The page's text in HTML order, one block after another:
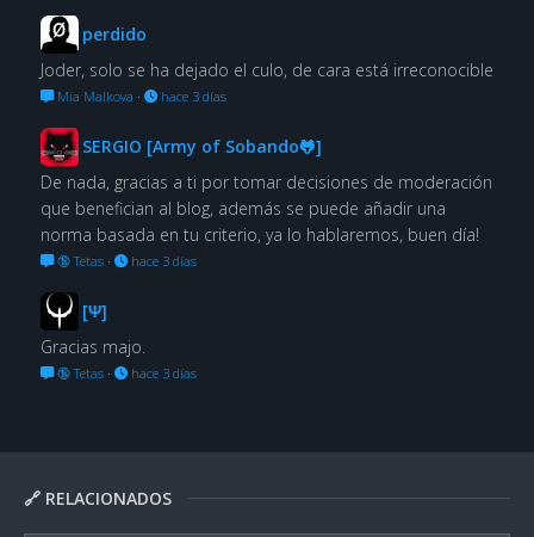
🔗 RELACIONADOS
perdido
Joder, solo se ha dejado el culo, de cara está irreconocible
Mia Malkova · hace 3 días
SERGIO [Army of Sobando🐸]
De nada, gracias a ti por tomar decisiones de moderación
que benefician al blog, además se puede añadir una
norma basada en tu criterio, ya lo hablaremos, buen día!
🔞 Tetas· hace 3 días
[Ψ]
Gracias majo.
🔞 Tetas· hace 3 días